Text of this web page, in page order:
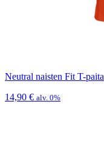
Neutral naisten Fit T-paita
14,90 € alv. 0%